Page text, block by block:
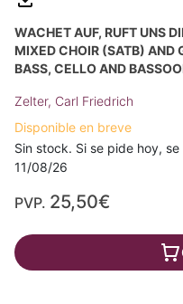
WACHET AUF, RUFT UNS
MIXED CHOIR (SATB) AND
BASS, CELLO AND
Zelter, Carl Friedrich
Disponible en breve
Sin stock. Si se pide hoy,
11/08/26
PVP. 25,50€